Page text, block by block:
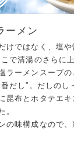
ーメン
けではなく、塩
で清湯のさらに
ラーメンスープ
だし”。だしの
昆布とホタテエ
。
の味構成なので